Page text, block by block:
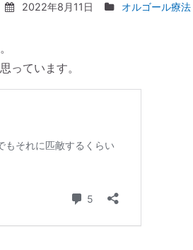
2022年8月11日 オルゴール療法
っています。